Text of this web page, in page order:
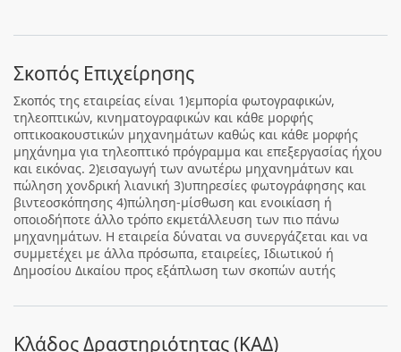
Σκοπός Επιχείρησης
Σκοπός της εταιρείας είναι 1)εμπορία φωτογραφικών,
τηλεοπτικών, κινηματογραφικών και κάθε μορφής
οπτικοακουστικών μηχανημάτων καθώς και κάθε μορφής
μηχάνημα για τηλεοπτικό πρόγραμμα και επεξεργασίας ήχου
και εικόνας. 2)εισαγωγή των ανωτέρω μηχανημάτων και
πώληση χονδρική λιανική 3)υπηρεσίες φωτογράφησης και
βιντεοσκόπησης 4)πώληση-μίσθωση και ενοικίαση ή
οποιοδήποτε άλλο τρόπο εκμετάλλευση των πιο πάνω
μηχανημάτων. Η εταιρεία δύναται να συνεργάζεται και να
συμμετέχει με άλλα πρόσωπα, εταιρείες, Ιδιωτικού ή
Δημοσίου Δικαίου προς εξάπλωση των σκοπών αυτής
Κλάδος Δραστηριότητας (ΚΑΔ)